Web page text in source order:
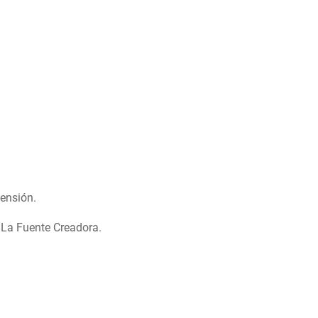
Fuente Creadora.